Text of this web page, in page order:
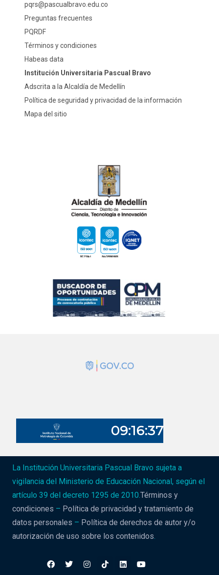
pqrs@pascualbravo.edu.co
Preguntas frecuentes
PQRDF
Términos y condiciones
Habeas data
Institución Universitaria Pascual Bravo
Adscrita a la Alcaldía de Medellín
Política de seguridad y privacidad de la información
Mapa del sitio
La Institución Universitaria Pascual Bravo sujeta a
vigilancia del Ministerio de Educación Nacional, según el
artículo 39 del decreto 1295 de 2010.Términos y
condiciones – Política de privacidad y tratamiento de
datos personales – Política de derechos de autor y/o
autorización de uso sobre los contenidos.